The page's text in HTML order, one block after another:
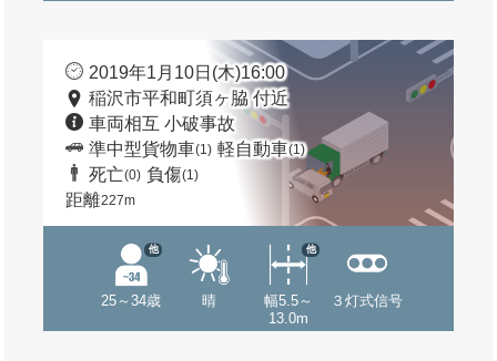
2019年1月10日(木)16:00
稲沢市平和町須ヶ脇 付近
車両相互 小破事故
準中型貨物車(1) 軽自動車(1)
死亡(0) 負傷(1)
距離227m
25～34歳
他
晴
幅5.5～
13.0m
他
３灯式信号